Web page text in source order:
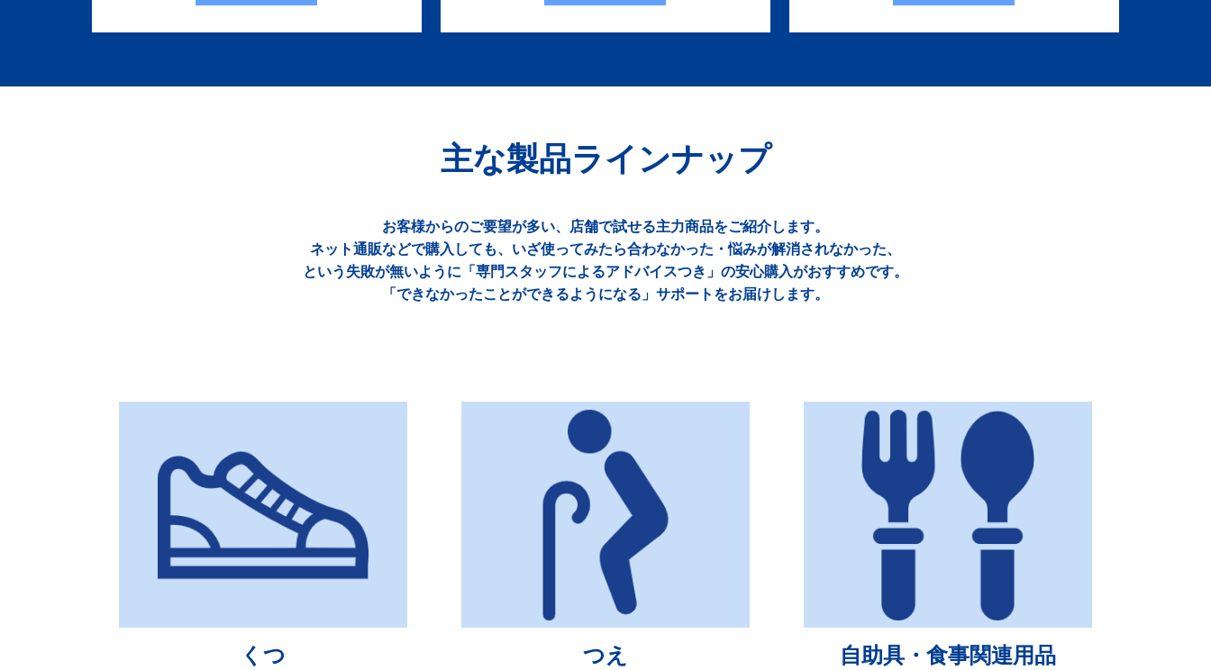
主な製品ラインナップ
お客様からのご要望が多い、店舗で試せる主力商品をご紹介します。
ネット通販などで購入しても、いざ使ってみたら合わなかった・悩みが解消されなかった、
という失敗が無いように「専門スタッフによるアドバイスつき」の安心購入がおすすめです。
「できなかったことができるようになる」サポートをお届けします。
くつ つえ 自助具・食事関連用品